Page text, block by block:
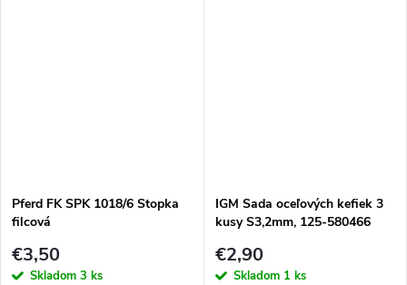
Pferd FK SPK 1018/6 Stopka
filcová
€3,50
Skladom 3 ks
IGM Sada oceľových kefiek 3
kusy S3,2mm, 125-580466
€2,90
Skladom 1 ks